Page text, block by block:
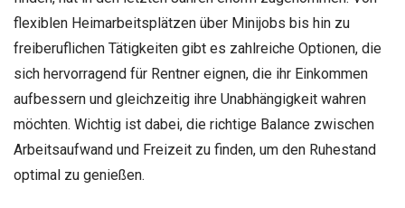
flexiblen Heimarbeitsplätzen über Minijobs bis hin zu
freiberuflichen Tätigkeiten gibt es zahlreiche Optionen, die
sich hervorragend für Rentner eignen, die ihr Einkommen
aufbessern und gleichzeitig ihre Unabhängigkeit wahren
möchten. Wichtig ist dabei, die richtige Balance zwischen
Arbeitsaufwand und Freizeit zu finden, um den Ruhestand
optimal zu genießen.